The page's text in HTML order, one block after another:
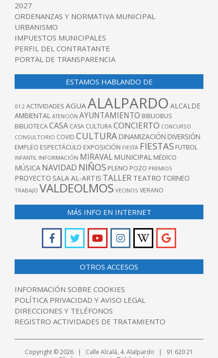
2027
ORDENANZAS Y NORMATIVA MUNICIPAL
URBANISMO
IMPUESTOS MUNICIPALES
PERFIL DEL CONTRATANTE
PORTAL DE TRANSPARENCIA
ESTAMOS HABLANDO DE
012 ACTIVIDADES AGUAALALPARDO ALCALDE
AMBIENTAL ATENCIÓN AYUNTAMIENTO BIBLIOBUS
BIBLIOTECACASA CASA CULTURACONCIERTO CONCURSO
CONSULTORIO COVID CULTURA DINAMIZACIÓN DIVERSIÓN
EMPLEO ESPECTÁCULO EXPOSICIÓN FIESTA FIESTAS FUTBOL
INFANTIL INFORMACIÓN MIRAVAL MUNICIPAL MÉDICO
MÚSICA NAVIDAD NIÑOS PLENO POZO PREMIOS
PROYECTO SALA AL-ARTIS TALLER TEATRO TORNEO
TRABAJO VALDEOLMOS VECINOS VERANO
MÁS INFO EN INTERNET
OTROS ACCESOS
INFORMACIÓN SOBRE COOKIES
POLÍTICA PRIVACIDAD Y AVISO LEGAL
DIRECCIONES Y TELÉFONOS
REGISTRO ACTIVIDADES DE TRATAMIENTO
Copyright © 2026 | Calle Alcalá, 4. Alalpardo | 91 620 21